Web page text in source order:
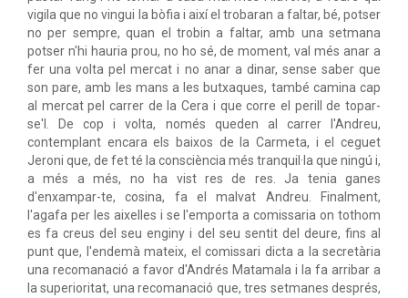
vigila que no vingui la bòfia i així el trobaran a faltar, bé, potser
no per sempre, quan el trobin a faltar, amb una setmana
potser n'hi hauria prou, no ho sé, de moment, val més anar a
fer una volta pel mercat i no anar a dinar, sense saber que
son pare, amb les mans a les butxaques, també camina cap
al mercat pel carrer de la Cera i que corre el perill de topar-
se'l. De cop i volta, només queden al carrer l'Andreu,
contemplant encara els baixos de la Carmeta, i el ceguet
Jeroni que, de fet té la consciència més tranquil·la que ningú i,
a més a més, no ha vist res de res. Ja tenia ganes
d'enxampar-te, cosina, fa el malvat Andreu. Finalment,
l'agafa per les aixelles i se l'emporta a comissaria on tothom
es fa creus del seu enginy i del seu sentit del deure, fins al
punt que, l'endemà mateix, el comissari dicta a la secretària
una recomanació a favor d'Andrés Matamala i la fa arribar a
la superioritat, una recomanació que, tres setmanes després,